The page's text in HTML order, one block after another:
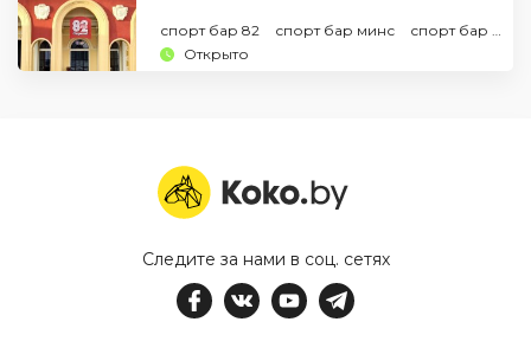
спорт бар 82 спорт бар минс
спорт бар на динамо
Открыто
Следите за нами в соц. сетях